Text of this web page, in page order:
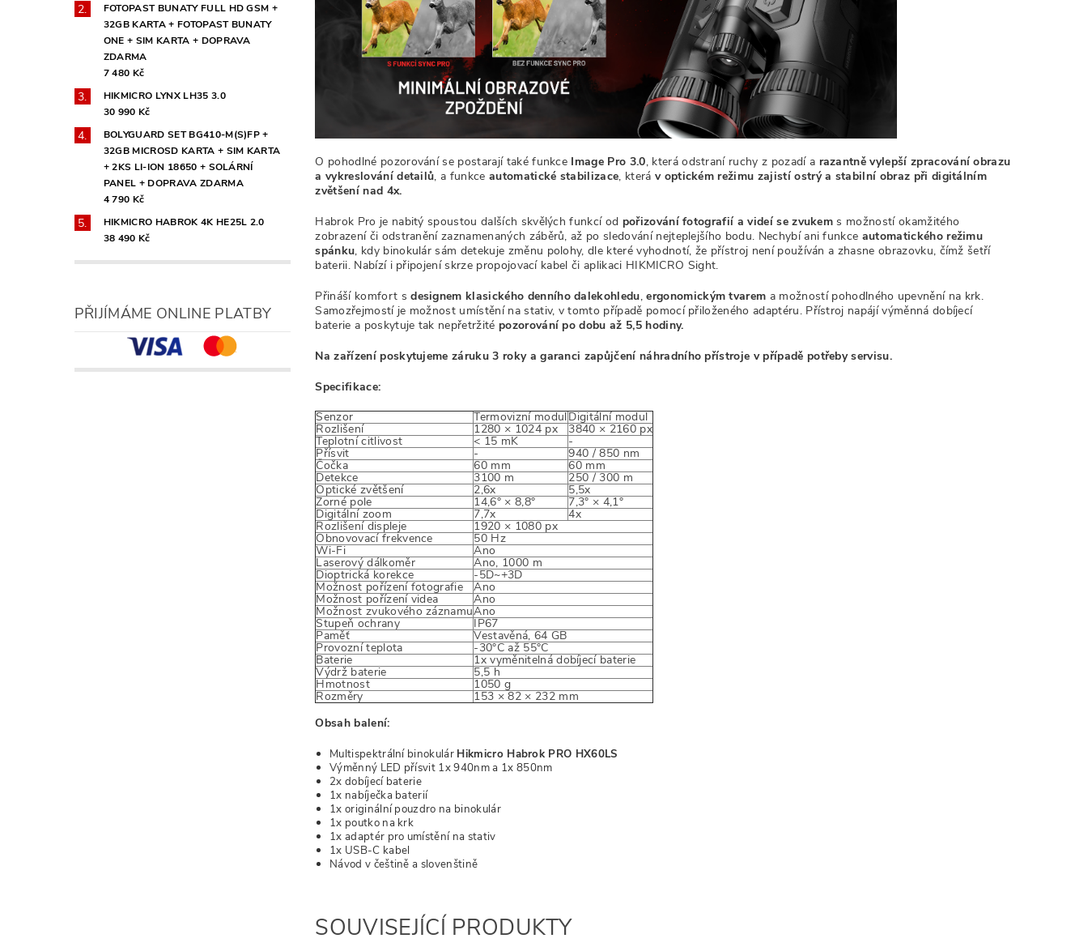
FOTOPAST BUNATY FULL HD GSM +
32GB KARTA + FOTOPAST BUNATY
ONE + SIM KARTA + DOPRAVA
ZDARMA
7 480 Kč
HIKMICRO LYNX LH35 3.0
30 990 Kč
BOLYGUARD SET BG410-M(S)FP +
32GB MICROSD KARTA + SIM KARTA
+ 2KS LI-ION 18650 + SOLÁRNÍ
PANEL + DOPRAVA ZDARMA
4 790 Kč
HIKMICRO HABROK 4K HE25L 2.0
38 490 Kč
PŘIJÍMÁME ONLINE PLATBY
O pohodlné pozorování se postarají také funkce Image Pro 3.0, která odstraní ruchy z pozadí a razantně vylepší zpracování obrazu
a vykreslování detailů, a funkce automatické stabilizace, která v optickém režimu zajistí ostrý a stabilní obraz při digitálním
zvětšení nad 4x.
Habrok Pro je nabitý spoustou dalších skvělých funkcí od pořizování fotografií a videí se zvukem s možností okamžitého
zobrazení či odstranění zaznamenaných záběrů, až po sledování nejteplejšího bodu. Nechybí ani funkce automatického režimu
spánku, kdy binokulár sám detekuje změnu polohy, dle které vyhodnotí, že přístroj není používán a zhasne obrazovku, čímž šetří
baterii. Nabízí i připojení skrze propojovací kabel či aplikaci HIKMICRO Sight.
Přináší komfort s designem klasického denního dalekohledu, ergonomickým tvarem a možností pohodlného upevnění na krk.
Samozřejmostí je možnost umístění na stativ, v tomto případě pomocí přiloženého adaptéru. Přístroj napájí výměnná dobíjecí
baterie a poskytuje tak nepřetržité pozorování po dobu až 5,5 hodiny.
Na zařízení poskytujeme záruku 3 roky a garanci zapůjčení náhradního přístroje v případě potřeby servisu.
Specifikace:
Senzor
Termovizní modulDigitální modul
Rozlišení 1280 × 1024 px 3840 × 2160 px
Teplotní citlivost < 15 mK -
Přísvit - 940 / 850 nm
Čočka 60 mm 60 mm
Detekce 3100 m 250 / 300 m
Optické zvětšení 2,6x 5,5x
Zorné pole 14,6° × 8,8° 7,3° × 4,1°
Digitální zoom 7,7x 4x
Rozlišení displeje 1920 × 1080 px
Obnovovací frekvence 50 Hz
Wi-Fi Ano
Laserový dálkoměr Ano, 1000 m
Dioptrická korekce -5D~+3D
Možnost pořízení fotografie Ano
Možnost pořízení videa Ano
Možnost zvukového záznamuAno
Stupeň ochrany IP67
Paměť Vestavěná, 64 GB
Provozní teplota -30°C až 55°C
Baterie 1x vyměnitelná dobíjecí baterie
Výdrž baterie 5,5 h
Hmotnost 1050 g
Rozměry
153 × 82 × 232 mm
Obsah balení:
Multispektrální binokulár Hikmicro Habrok PRO HX60LS
Výměnný LED přísvit 1x 940nm a 1x 850nm
2x dobíjecí baterie
1x nabíječka baterií
1x originální pouzdro na binokulár
1x poutko na krk
1x adaptér pro umístění na stativ
1x USB-C kabel
Návod v češtině a slovenštině
SOUVISEJÍCÍ PRODUKTY